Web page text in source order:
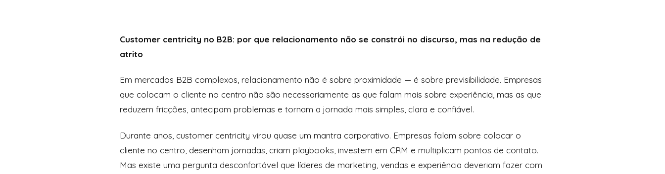
Customer centricity no B2B: por que relacionamento não se constrói no discurso, mas na redução de
atrito
Em mercados B2B complexos, relacionamento não é sobre proximidade — é sobre previsibilidade. Empresas
que colocam o cliente no centro não são necessariamente as que falam mais sobre experiência, mas as que
reduzem fricções, antecipam problemas e tornam a jornada mais simples, clara e confiável.
Durante anos, customer centricity virou quase um mantra corporativo. Empresas falam sobre colocar o
cliente no centro, desenham jornadas, criam playbooks, investem em CRM e multiplicam pontos de contato.
Mas existe uma pergunta desconfortável que líderes de marketing, vendas e experiência deveriam fazer com